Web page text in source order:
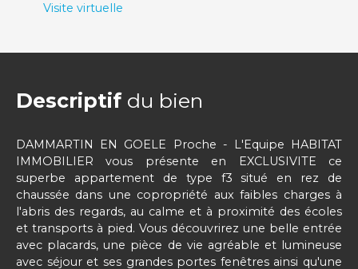
Visite virtuelle
Descriptif du bien
DAMMARTIN EN GOELE Proche - L'Equipe HABITAT
IMMOBILIER vous présente en EXCLUSIVITE ce
superbe appartement de type f3 situé en rez de
chaussée dans une copropriété aux faibles charges à
l'abris des regards, au calme et à proximité des écoles
et transports à pied. Vous découvrirez une belle entrée
avec placards, une pièce de vie agréable et lumineuse
avec séjour et ses grandes portes fenêtres ainsi qu'une